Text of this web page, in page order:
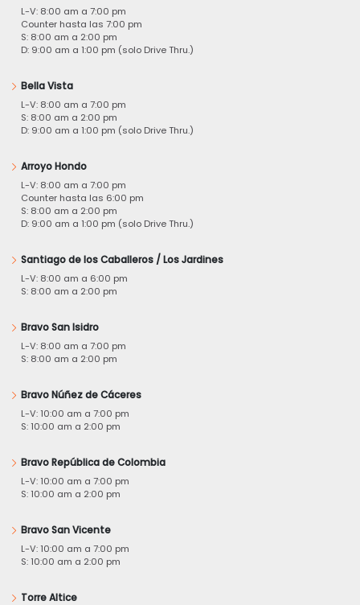
L-V: 8:00 am a 7:00 pm
Counter hasta las 7:00 pm
S: 8:00 am a 2:00 pm
D: 9:00 am a 1:00 pm (solo Drive Thru.)
Bella Vista
L-V: 8:00 am a 7:00 pm
S: 8:00 am a 2:00 pm
D: 9:00 am a 1:00 pm (solo Drive Thru.)
Arroyo Hondo
L-V: 8:00 am a 7:00 pm
Counter hasta las 6:00 pm
S: 8:00 am a 2:00 pm
D: 9:00 am a 1:00 pm (solo Drive Thru.)
Santiago de los Caballeros / Los Jardines
L-V: 8:00 am a 6:00 pm
S: 8:00 am a 2:00 pm
Bravo San Isidro
L-V: 8:00 am a 7:00 pm
S: 8:00 am a 2:00 pm
Bravo Núñez de Cáceres
L-V: 10:00 am a 7:00 pm
S: 10:00 am a 2:00 pm
Bravo República de Colombia
L-V: 10:00 am a 7:00 pm
S: 10:00 am a 2:00 pm
Bravo San Vicente
L-V: 10:00 am a 7:00 pm
S: 10:00 am a 2:00 pm
Torre Altice